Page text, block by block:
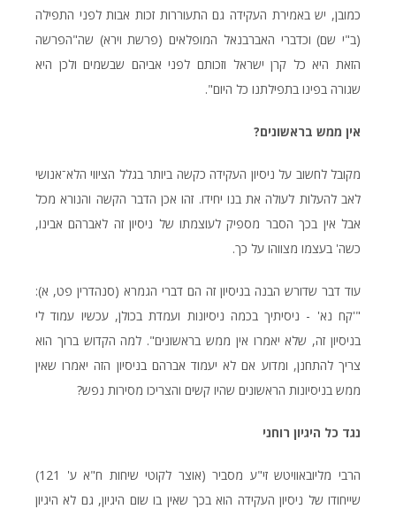
כמובן, יש באמירת העקידה גם התעוררות זכות אבות לפני התפילה
(ב"י שם) וכדברי האברבנאל המופלאים (פרשת וירא) שה"הפרשה
הזאת היא כל קרן ישראל וזכותם לפני אביהם שבשמים ולכן היא
שגורה בפינו בתפילתנו כל היום".
אין ממש בראשונים?
מקובל לחשוב על ניסיון העקידה כקשה ביותר בגלל הציווי הלא־אנושי
לאב להעלות לעולה את בנו יחידו. זהו אכן הדבר הקשה והנורא מכל
אבל אין בכך הסבר מספיק לעוצמתו של ניסיון זה לאברהם אבינו,
כשה' בעצמו מצווהו על כך.
עוד דבר שדורש הבנה בניסיון זה הם דברי הגמרא (סנהדרין פט, א):
"'קח נא' - ניסיתיך בכמה ניסיונות ועמדת בכולן, עכשיו עמוד לי
בניסיון זה, שלא יאמרו אין ממש בראשונים". למה הקדוש ברוך הוא
צריך להתחנן, ומדוע אם לא יעמוד אברהם בניסיון הזה יאמרו שאין
ממש בניסיונות הראשונים שהיו קשים והצריכו מסירות נפש?
נגד כל היגיון רוחני
הרבי מליובאוויטש זי"ע מסביר (אוצר לקוטי שיחות ח"א ע' 121)
שייחודו של ניסיון העקידה הוא בכך שאין בו שום היגיון, גם לא היגיון